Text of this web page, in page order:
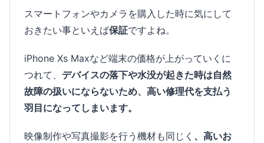
スマートフォンやカメラを購入した時に気にして
おきたい事といえば保証ですよね。
iPhone Xs Maxなど端末の価格が上がっていくに
つれて、 デバイスの落下や水没が起きた時は自然
故障の扱いにならないため、高い修理代を支払う
羽目になってしまいます。
映像制作や写真撮影を行う機材も同じく 、高いお